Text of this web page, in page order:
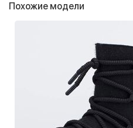
Похожие модели